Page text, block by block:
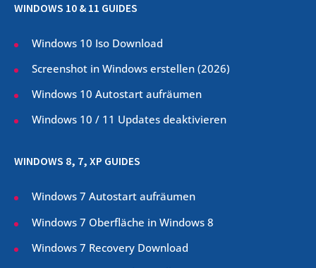
WINDOWS 10 & 11 GUIDES
Windows 10 Iso Download
Screenshot in Windows erstellen (2026)
Windows 10 Autostart aufräumen
Windows 10 / 11 Updates deaktivieren
WINDOWS 8, 7, XP GUIDES
Windows 7 Autostart aufräumen
Windows 7 Oberfläche in Windows 8
Windows 7 Recovery Download